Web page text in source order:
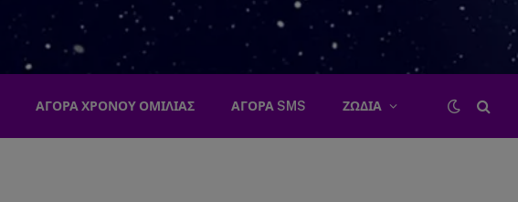
ΑΓΟΡΑ ΧΡΟΝΟΥ ΟΜΙΛΙΑΣ ΑΓΟΡΑ SMS ΖΩΔΙΑ